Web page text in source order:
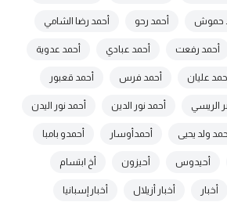
حموش أحمد رحو أحمد رضا الشامي
أحمد رفعت أحمد عبادي أحمد عدوية
أحمد عليان أحمد فرس أحمد قعبور
الريسي أحمد نور الدين أحمد نور اليدن
أحمد ولد يحيى أحمدأوسار أحمدو بامبا
أحيدوس أحيزون أخ ابتسام
أخبار أخبار أزيلال أخبار إسبانيا